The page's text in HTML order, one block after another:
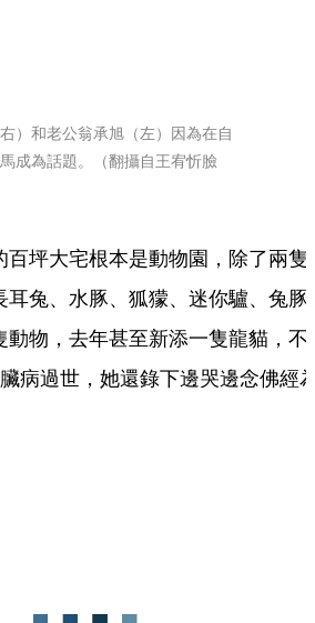
）和老公翁承旭（左）因為在自
成為話題。（翻攝自王宥忻臉
百坪大宅根本是動物園，除了兩隻
耳兔、水豚、狐獴、迷你驢、兔豚
動物，去年甚至新添一隻龍貓，不
病過世，她還錄下邊哭邊念佛經